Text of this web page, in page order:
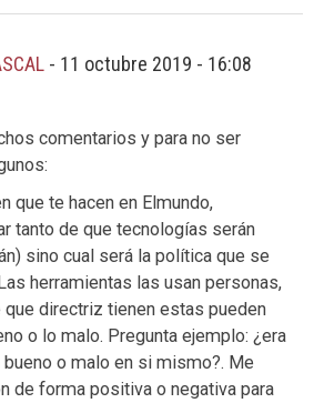
- 11 octubre 2019 - 16:08
comentarios y para no ser
que te hacen en Elmundo,
tanto de que tecnologías serán
sino cual será la política que se
herramientas las usan personas,
directriz tienen estas pueden
o lo malo. Pregunta ejemplo: ¿era
o malo en si mismo?. Me
de forma positiva o negativa para